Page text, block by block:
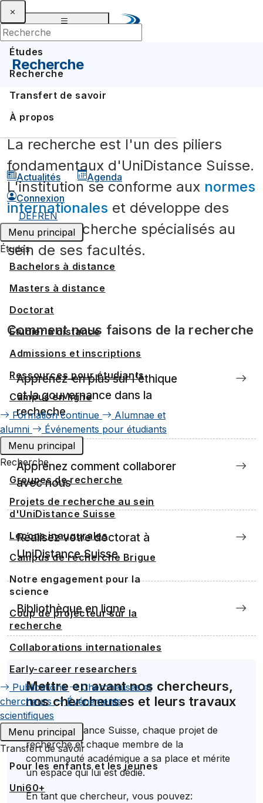
Études
Recherche
Transfert de savoir
À propos
Actualités
Agenda
Connexion
DEFREN
Menu principal
Études
Bachelors à distance
Masters à distance
Doctorat
Étudier à distance
Admissions et inscriptions
Ressources pour étudiants
Campus en ligne
Formation continue
Alumnae et
alumni
Événements pour étudiants
Menu principal
Recherche
Groupes de recherche
Projets de recherche au sein
d'UniDistance Suisse
Leçons inaugurales
Campus de recherche Brigue
Notre engagement pour la
science
Coup de projecteur sur la
recherche
Collaborations internationales
Early-career researchers
Publications
Chercheuses et
chercheurs
Événements
scientifiques
Menu principal
Transfert de savoir
Pour les enfants et les jeunes
Uni60+
Recherche
Groupes de recherche
Projets de recherche au sein d'UniDistance Suisse
Leçons inaugurales
Campus de recherche Brigue
Notre engagement pour la science
Coup de projecteur sur la recherche
Collaborations internationales
Publications
Chercheuses et chercheurs
Événements scientifiques
La recherche est l'un des piliers
fondamentaux d'UniDistance Suisse.
L'institution se conforme aux normes
internationales et développe des
pôles de recherche spécialisés au
sein de ses facultés.
Comment nous faisons de la recherche
Apprenez-en plus sur l'éthique
et la gouvernance dans la
recheche
Apprenez comment collaborer
avec nous
Réalisez votre doctorat à
UniDistance Suisse
Bibliothèque en ligne
Mettre en avant nos chercheurs,
nos chercheuses et leurs travaux
Chez UniDistance Suisse, chaque projet de
recherche et chaque membre de la
communauté académique a sa place et mérite
un espace qui lui est dédié.
En tant que chercheur, vous pouvez: